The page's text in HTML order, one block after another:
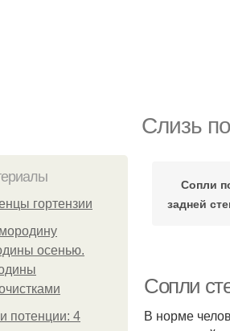
Слизь
гортензии
осенью.
потенции: 4
Сопли
задней
Сопли
В норме